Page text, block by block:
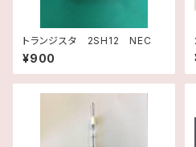
トランジスタ 2SH12 NEC
¥900